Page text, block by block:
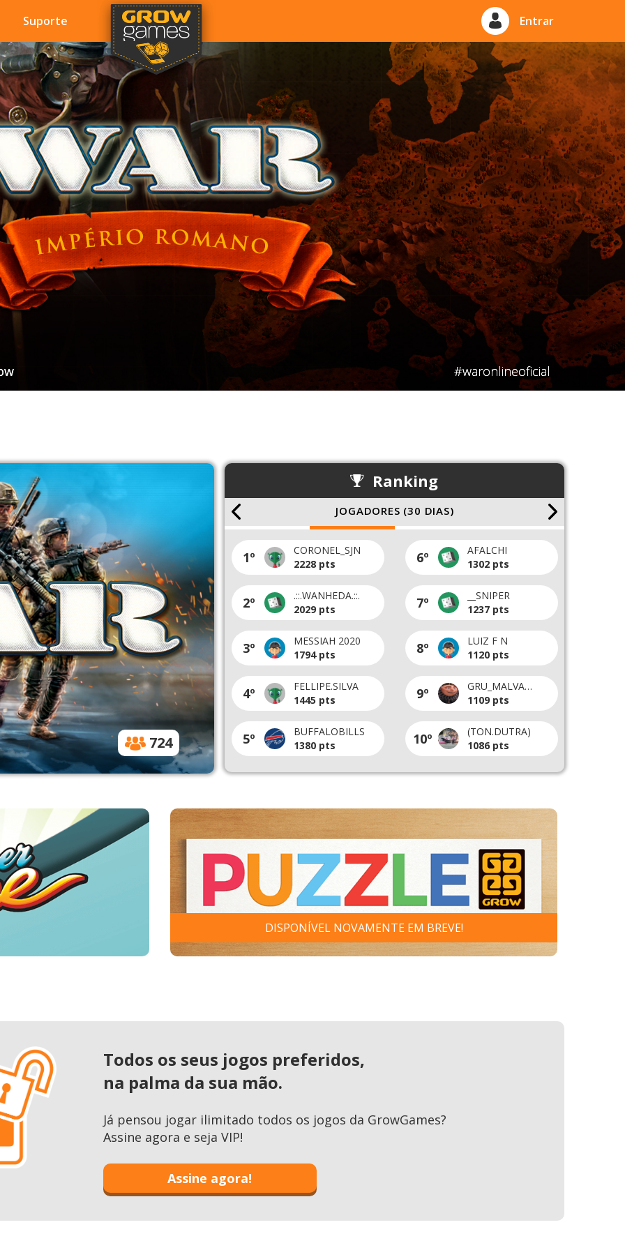
Suporte Entrar
#waronlineoficial
724
Ranking
(30 DIAS)
6º
AFALCHI
1302 pts
__SNIPER
1237 pts
8º
LUIZ F N
1120 pts
9º
GRU_MALVADÃO
1109 pts
10º
(TON.DUTRA)
1086 pts
CLÃS (AGOSTO)
1º
OS VINGADORES
2110 pt
2º
Preguiça Velha
1846 pt
3º
Associação Brasileira de War
1450 pt
4º
KING OF WAR
1325 pt
5º
SOSS + RESILIENTES
1176 pt
6º
985 pt
7º
Jesus Clã
866 pt
8º
574 pt
9º
499 pt
10º
SOSS Resilientes 2
428 pt
DISPONÍVEL NOVAMENTE EM BREVE!
Todos os seus jogos preferidos,
na palma da sua mão.
Já pensou jogar ilimitado todos os jogos da GrowGames?
Assine agora e seja VIP!
Assine agora!